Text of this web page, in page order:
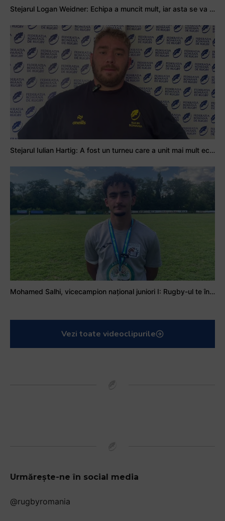
Stejarul Logan Weidner: Echipa a muncit mult, iar asta se va vedea în meciurile de la Nations Cup
Stejarul Iulian Hartig: A fost un turneu care a unit mai mult echipa
Mohamed Salhi, vicecampion național juniori I: Rugby-ul te învață să accepți și înfrângerile
Vezi toate videoclipurile
Urmărește-ne în social media
@rugbyromania